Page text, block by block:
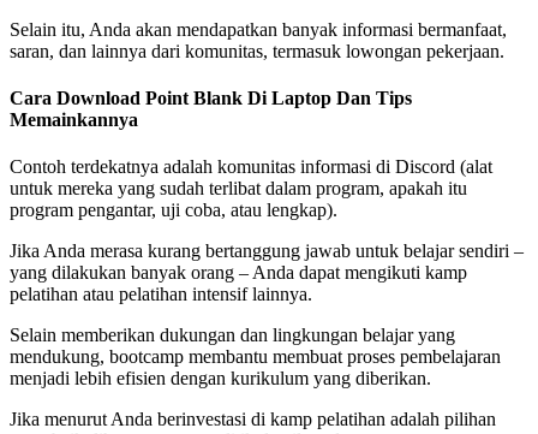
Selain itu, Anda akan mendapatkan banyak informasi bermanfaat,
saran, dan lainnya dari komunitas, termasuk lowongan pekerjaan.
Cara Download Point Blank Di Laptop Dan Tips
Memainkannya
Contoh terdekatnya adalah komunitas informasi di Discord (alat
untuk mereka yang sudah terlibat dalam program, apakah itu
program pengantar, uji coba, atau lengkap).
Jika Anda merasa kurang bertanggung jawab untuk belajar sendiri –
yang dilakukan banyak orang – Anda dapat mengikuti kamp
pelatihan atau pelatihan intensif lainnya.
Selain memberikan dukungan dan lingkungan belajar yang
mendukung, bootcamp membantu membuat proses pembelajaran
menjadi lebih efisien dengan kurikulum yang diberikan.
Jika menurut Anda berinvestasi di kamp pelatihan adalah pilihan